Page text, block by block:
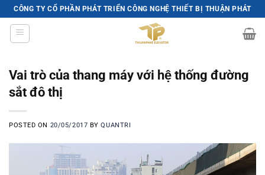
Skip
to
content
CÔNG TY CỔ PHẦN PHÁT TRIỂN CÔNG NGHỆ THIẾT BỊ THUẬN PHÁT
Vai trò của thang máy với hệ thống đường
sắt đô thị
POSTED ON 20/05/2017 BYQUANTRI